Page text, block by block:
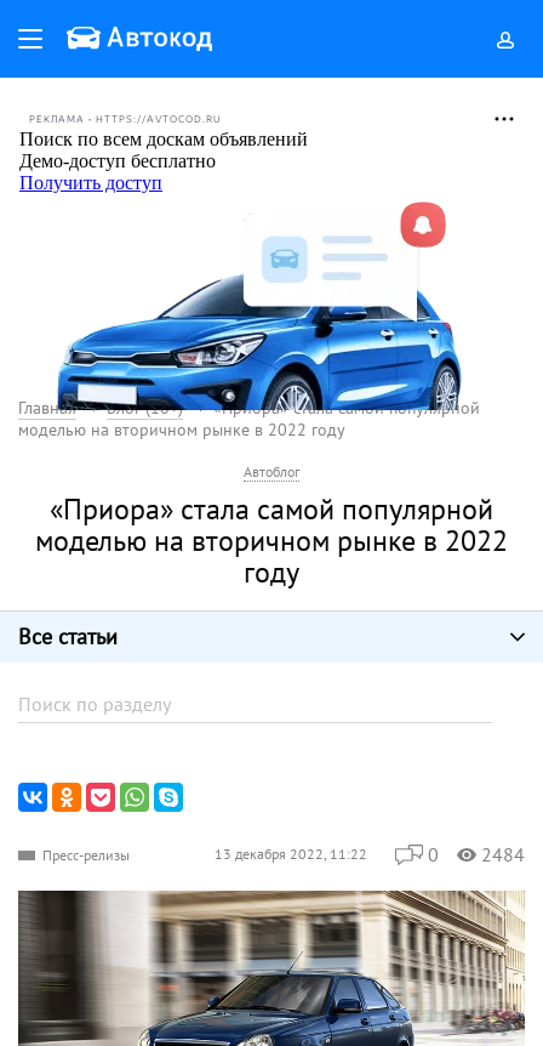
РЕКЛАМА • HTTPS://AVTOCOD.RU
Главная Блог (18+)
«Приора» стала самой популярной
моделью на вторичном рынке в 2022 году
Автоблог
«Приора» стала самой популярной
моделью на вторичном рынке в 2022
году
Все статьи
Пресс-релизы 13 декабря 2022, 11:22 0 2484